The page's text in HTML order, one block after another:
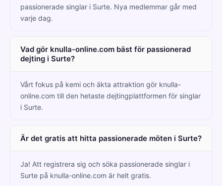
passionerade singlar i Surte. Nya medlemmar går med
varje dag.
Vad gör knulla-online.com bäst för passionerad
dejting i Surte?
Vårt fokus på kemi och äkta attraktion gör knulla-
online.com till den hetaste dejtingplattformen för singlar
i Surte.
Är det gratis att hitta passionerade möten i Surte?
Ja! Att registrera sig och söka passionerade singlar i
Surte på knulla-online.com är helt gratis.